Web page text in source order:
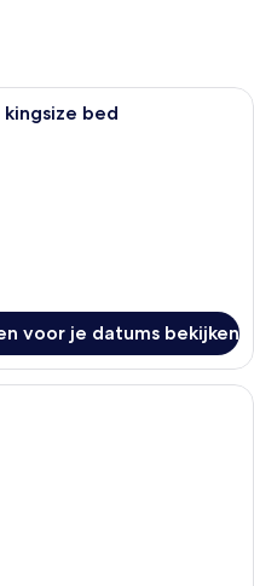
hotelkamer met een groot bed,
bed
voor je datums bekijken
hotelkamer met een groot bed,